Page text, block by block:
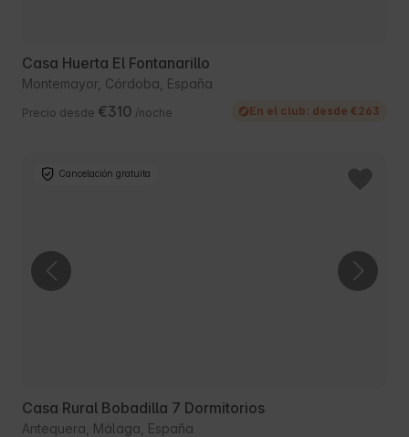
Casa Huerta El Fontanarillo
Montemayor, Córdoba, España
Precio desde €310 /noche En el club: desde €263
Cancelación gratuita
Casa Rural Bobadilla 7 Dormitorios
Antequera, Málaga, España